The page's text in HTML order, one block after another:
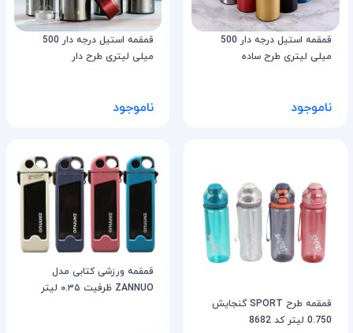
قمقمه استیل درجه دار 500
میلی لیتری طرح ساده
ناموجود
قمقمه استیل درجه دار 500
میلی لیتری طرح دار
ناموجود
قمقمه طرح SPORT گنجایش
0.750 لیتر کد 8682
قمقمه ورزشی کتابی مدل
ZANNUO ظرفیت ۰.۳۵ لیتر